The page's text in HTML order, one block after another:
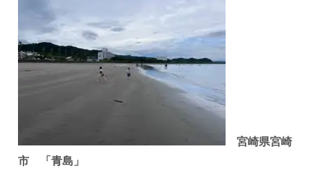
宮崎県宮崎
市 「青島」